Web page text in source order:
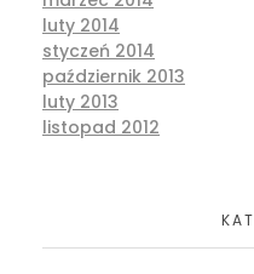
luty 2014
styczeń 2014
październik 2013
luty 2013
listopad 2012